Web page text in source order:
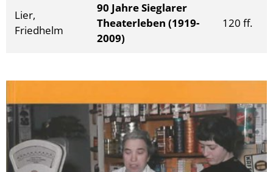
Lier,
Friedhelm
90 Jahre Sieglarer
Theaterleben (1919-
2009)
120 ff.